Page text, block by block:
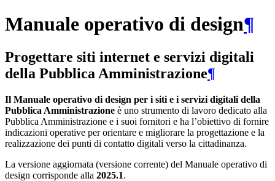
Manuale operativo di design¶
Progettare siti internet e servizi digitali
della Pubblica Amministrazione¶
Il Manuale operativo di design per i siti e i servizi digitali della
Pubblica Amministrazione è uno strumento di lavoro dedicato alla
Pubblica Amministrazione e i suoi fornitori e ha l’obiettivo di fornire
indicazioni operative per orientare e migliorare la progettazione e la
realizzazione dei punti di contatto digitali verso la cittadinanza.
La versione aggiornata (versione corrente) del Manuale operativo di
design corrisponde alla 2025.1.